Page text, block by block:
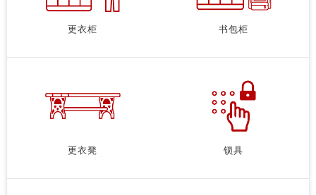
更衣柜 书包柜
更衣凳 锁具